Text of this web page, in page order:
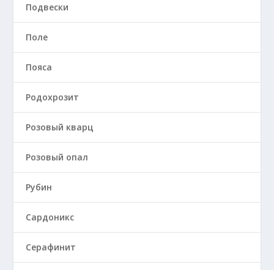
Подвески
Поле
Пояса
Родохрозит
Розовый кварц
Розовый опал
Рубин
Сардоникс
Серафинит